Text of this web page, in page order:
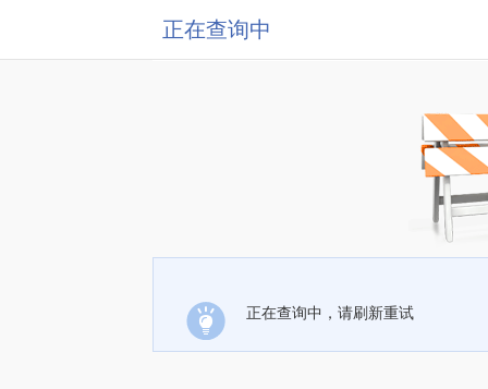
正在查询中
正在查询中，请刷新重试